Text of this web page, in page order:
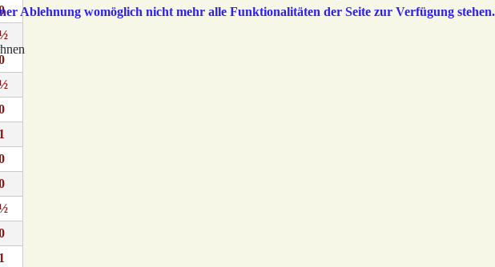
Ablehnung womöglich nicht mehr alle Funktionalitäten der Seite zur Verfügung stehen.